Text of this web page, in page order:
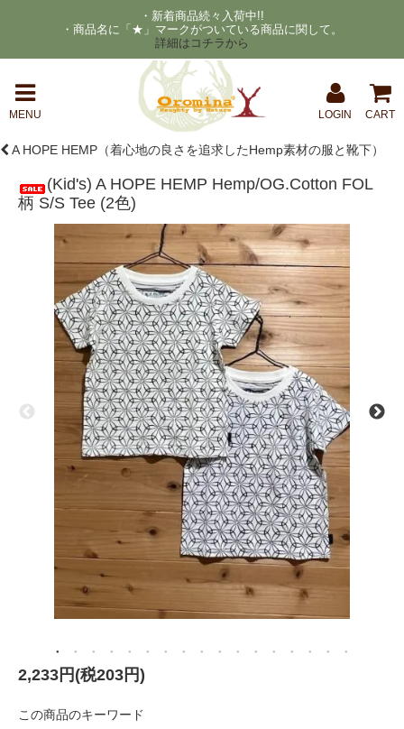
・新着商品続々入荷中!!
・商品名に「★」マークがついている商品に関して。
詳細はコチラから
MENU LOGIN CART
A HOPE HEMP（着心地の良さを追求したHemp素材の服と靴下）
(Kid's) A HOPE HEMP Hemp/OG.Cotton FOL
柄 S/S Tee (2色)
2,233円(税203円)
この商品のキーワード